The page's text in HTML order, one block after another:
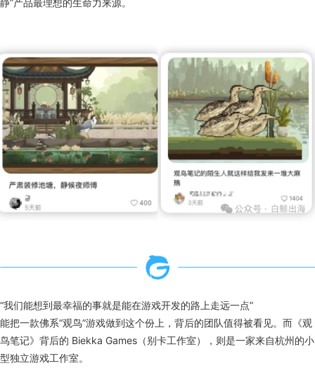
从产品设计的角度来看，这其实是用有限的内容数量，通过状态细分撬动
了可观的收集纵深。不用大幅追加开发资源，就能把内容的生命周期拉
长，算是一种聪明且性价比很高的长线运营解法。
与此同时，拍照功能还顺带埋下了一条轻量的社交纽带。笔者在小红书上
看到，玩家们分享鸟类照片的热度不低，而这种自发传播，正是一款“安
静”产品最理想的生命力来源。